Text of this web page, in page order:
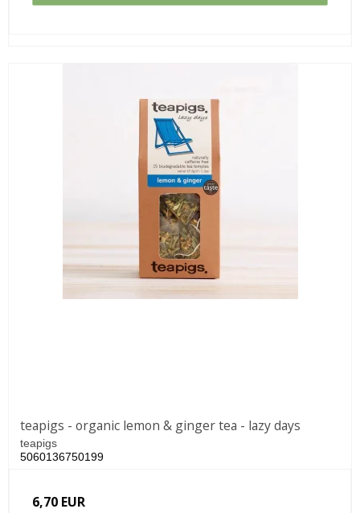
teapigs - organic lemon & ginger tea - lazy days
teapigs
5060136750199
6,70 EUR